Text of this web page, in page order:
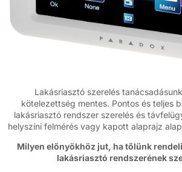
Lakásriasztó szerelés
kötelezettség mentes. Pontos és teljes
lakásriasztó rendszer szerelés és
helyszíni felmérés vagy kapott alaprajz
Milyen előnyökhöz jut, ha tőlünk
lakásriasztó rendszerének